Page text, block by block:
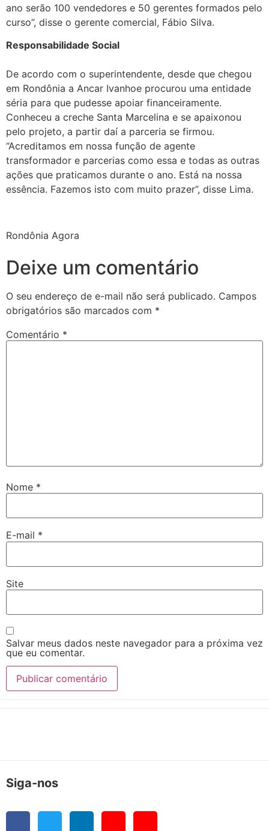
ano serão 100 vendedores e 50 gerentes formados pelo
curso”, disse o gerente comercial, Fábio Silva.
Responsabilidade Social
De acordo com o superintendente, desde que chegou
em Rondônia a Ancar Ivanhoe procurou uma entidade
séria para que pudesse apoiar financeiramente.
Conheceu a creche Santa Marcelina e se apaixonou
pelo projeto, a partir daí a parceria se firmou.
“Acreditamos em nossa função de agente
transformador e parcerias como essa e todas as outras
ações que praticamos durante o ano. Está na nossa
essência. Fazemos isto com muito prazer”, disse Lima.
Rondônia Agora
Deixe um comentário
O seu endereço de e-mail não será publicado. Campos
obrigatórios são marcados com *
Comentário *
Nome *
E-mail *
Site
Salvar meus dados neste navegador para a próxima vez
que eu comentar.
Siga-nos